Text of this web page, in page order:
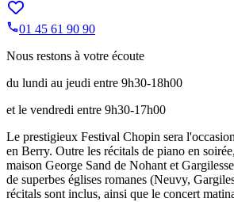
01 45 61 90 90
Nous restons à votre écoute
du lundi au jeudi entre 9h30-18h00
et le vendredi entre 9h30-17h00
Le prestigieux Festival Chopin sera
en Berry. Outre les récitals de piano en
maison George Sand de Nohant et
de superbes églises romanes (Neuvy,
récitals sont inclus, ainsi que le concert